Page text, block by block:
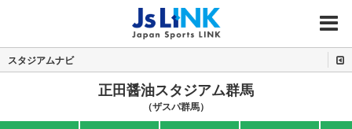
MENU
スタジアムナビ
正田醤油スタジアム群馬
（ザスパ群馬）